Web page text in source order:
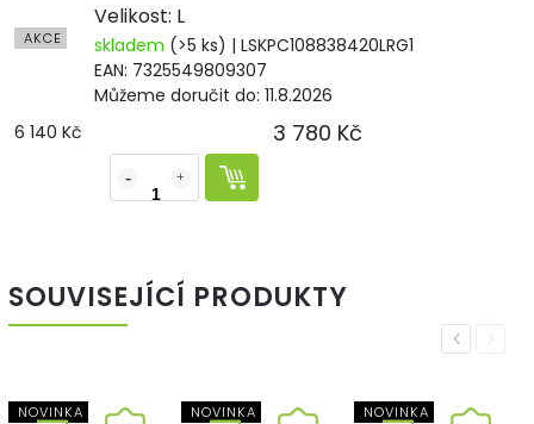
AKCE
Velikost: L
skladem (>5 ks) | LSKPC108838420LRG1
EAN: 7325549809307
Můžeme doručit do: 11.8.2026
6 140 Kč
3 780 Kč
SOUVISEJÍCÍ PRODUKTY
Previous
NOVINKA
NOVINKA
NOVINKA
Next